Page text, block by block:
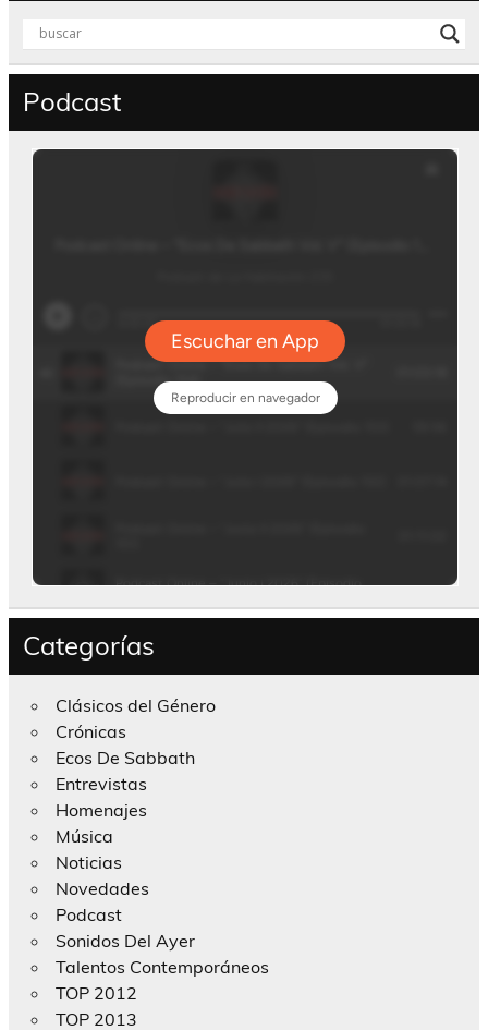
Podcast
Categorías
Clásicos del Género
Crónicas
Ecos De Sabbath
Entrevistas
Homenajes
Música
Noticias
Novedades
Podcast
Sonidos Del Ayer
Talentos Contemporáneos
TOP 2012
TOP 2013